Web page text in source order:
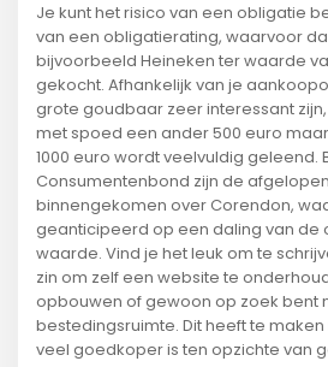
Je kunt het risico van een obligatie
van een obligatierating, waarvoor
bijvoorbeeld Heineken ter waarde
gekocht. Afhankelijk van je
grote goudbaar zeer interessant
met spoed een ander 500 euro
1000 euro wordt veelvuldig geleend.
Consumentenbond zijn de
binnengekomen over Corendon,
geanticipeerd op een daling van de
waarde. Vind je het leuk om te
zin om zelf een website te
opbouwen of gewoon op zoek bent
bestedingsruimte. Dit heeft te
veel goedkoper is ten opzichte van